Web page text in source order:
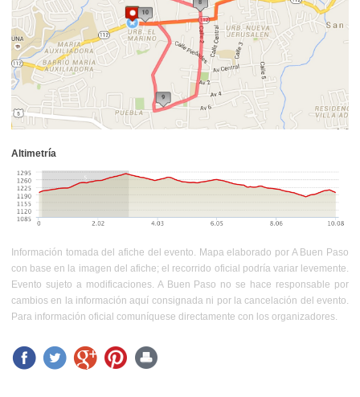
Altimetría
Información tomada del afiche del evento. Mapa elaborado por A Buen Paso
con base en la imagen del afiche; el recorrido oficial podría variar levemente.
Evento sujeto a modificaciones. A Buen Paso no se hace responsable por
cambios en la información aquí consignada ni por la cancelación del evento.
Para información oficial comuníquese directamente con los organizadores.